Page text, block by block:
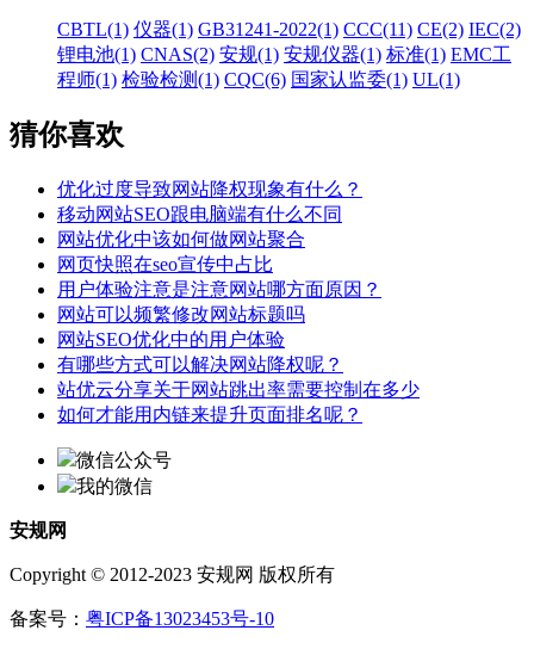
CBTL(1) 仪器(1) GB31241-2022(1) CCC(11) CE(2) IEC(2)
锂电池(1) CNAS(2) 安规(1) 安规仪器(1) 标准(1) EMC工
程师(1) 检验检测(1) CQC(6) 国家认监委(1) UL(1)
猜你喜欢
优化过度导致网站降权现象有什么？
移动网站SEO跟电脑端有什么不同
网站优化中该如何做网站聚合
网页快照在seo宣传中占比
用户体验注意是注意网站哪方面原因？
网站可以频繁修改网站标题吗
网站SEO优化中的用户体验
有哪些方式可以解决网站降权呢？
站优云分享关于网站跳出率需要控制在多少
如何才能用内链来提升页面排名呢？
微信公众号
我的微信
安规网
Copyright © 2012-2023 安规网 版权所有
备案号： 粤ICP备13023453号-10